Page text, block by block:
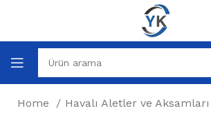
Home
Havalı Aletler ve Aksamları